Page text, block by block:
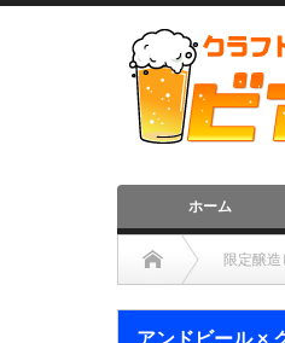
ホーム
限定醸
アンドビール ×